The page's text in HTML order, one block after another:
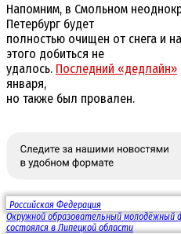
Напомним, в Смольном
Петербург будет
полностью очищен от снега и
этого добиться не
удалось. Последний «дедлайн»
января,
но также был провален.
Российская Федерация
Окружной образовательный молодёжный
состоялся в Липецкой области